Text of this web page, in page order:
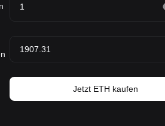
Jetzt ETH kaufen